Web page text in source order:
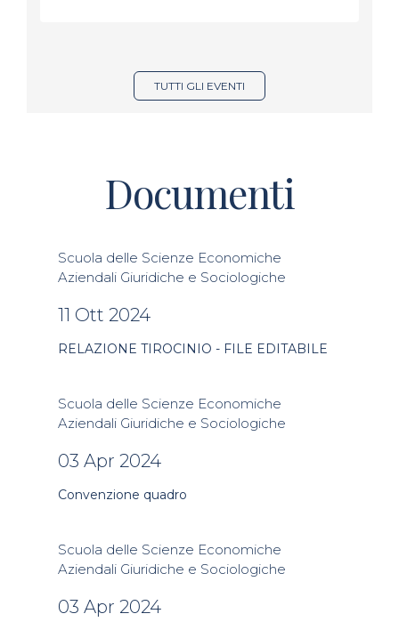
TUTTI GLI EVENTI
Documenti
Scuola delle Scienze Economiche
Aziendali Giuridiche e Sociologiche
11 Ott 2024
RELAZIONE TIROCINIO - FILE EDITABILE
Scuola delle Scienze Economiche
Aziendali Giuridiche e Sociologiche
03 Apr 2024
Convenzione quadro
Scuola delle Scienze Economiche
Aziendali Giuridiche e Sociologiche
03 Apr 2024